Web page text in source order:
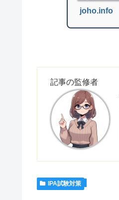
joho.info
記事の監修者
IPA試験対策